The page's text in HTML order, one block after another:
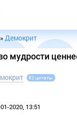
»Демокрит
мудрости
82 цитаты
2020, 13:51